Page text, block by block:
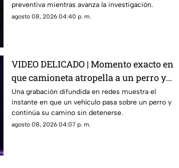
preventiva mientras avanza la investigación.
agosto 08, 2026 04:40 p. m.
VIDEO DELICADO | Momento exacto en
que camioneta atropella a un perro y
conductor escapa
Una grabación difundida en redes muestra el
instante en que un vehículo pasa sobre un perro y
continúa su camino sin detenerse.
agosto 08, 2026 04:07 p. m.